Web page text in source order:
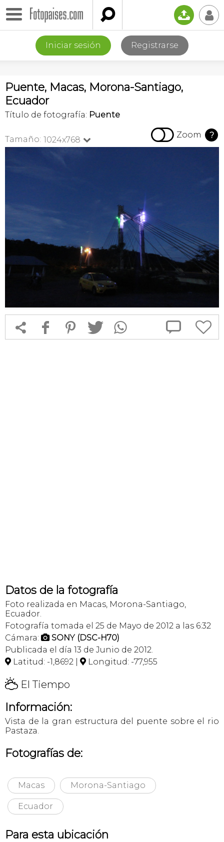
 📤 👤
Iniciar sesión Registrarse
Puente, Macas, Morona-Santiago,
Ecuador
Título de fotografía: Puente
Tamaño: 1024x768   Zoom ?
 f 1 T  
Datos de la fotografía
Foto realizada en Macas, Morona-Santiago,
Ecuador.
Fotografía tomada el 25 de Mayo de 2012 a las 6:32
Cámara:  SONY (DSC-H70)
Publicada el día 13 de Junio de 2012.
 Latitud: -1,8692 |  Longitud: -77,955
H El Tiempo
Información:
Vista de la gran estructura del puente sobre el rio
Pastaza.
Fotografías de:
Macas Morona-Santiago
Ecuador
Para esta ubicación